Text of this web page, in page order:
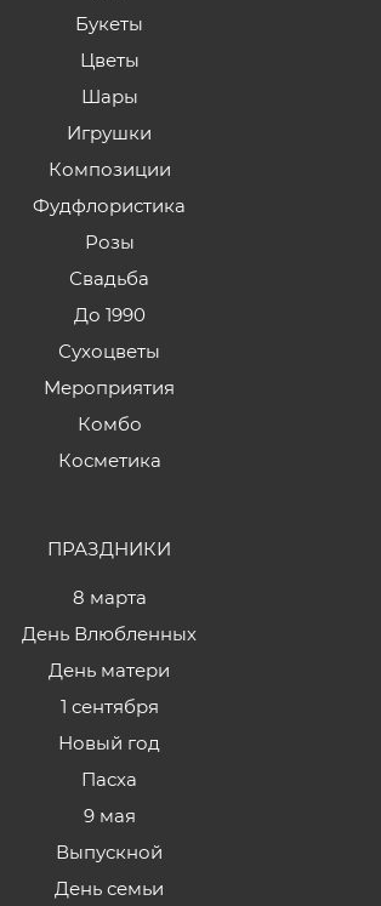
Букеты
Цветы
Шары
Игрушки
Композиции
Фудфлористика
Розы
Свадьба
До 1990
Сухоцветы
Мероприятия
Комбо
Косметика
ПРАЗДНИКИ
8 марта
День Влюбленных
День матери
1 сентября
Новый год
Пасха
9 мая
Выпускной
День семьи